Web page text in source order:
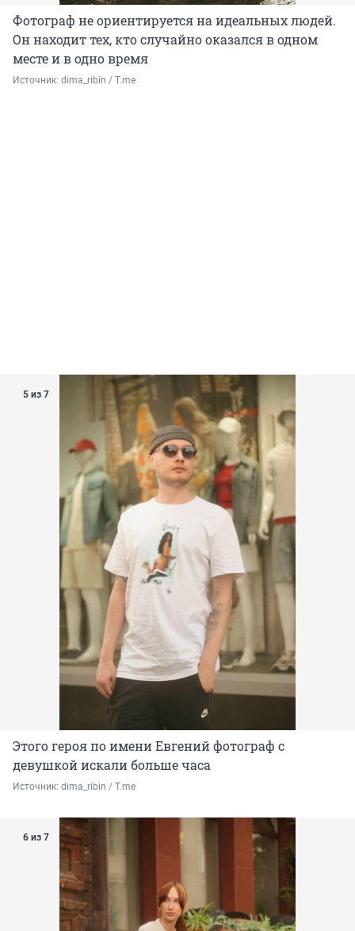
Фотограф не ориентируется на идеальных людей.
Он находит тех, кто случайно оказался в одном
месте и в одно время
Источник: dima_ribin / T.me
5 из 7
Этого героя по имени Евгений фотограф с
девушкой искали больше часа
Источник: dima_ribin / T.me
6 из 7